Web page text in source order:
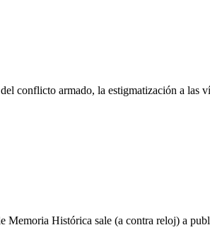
conflicto armado, la estigmatización a las
Memoria Histórica sale (a contra reloj) a